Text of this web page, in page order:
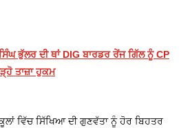
ਭੁੱਲਰ ਦੀ ਥਾਂ DIG ਬਾਰਡਰ ਰੇਂਜ ਗਿੱਲ ਨੂੰ CP
ਤਾਜ਼ਾ ਹੁਕਮ
ਵਿੱਚ ਸਿੱਖਿਆ ਦੀ ਗੁਣਵੱਤਾ ਨੂੰ ਹੋਰ ਬਿਹਤਰ